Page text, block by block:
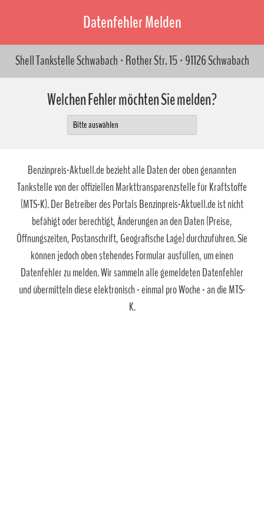
Datenfehler Melden
Shell Tankstelle Schwabach · Rother Str. 15 · 91126 Schwabach
Welchen Fehler möchten Sie melden?
Benzinpreis-Aktuell.de bezieht alle Daten der oben genannten
Tankstelle von der offiziellen Markttransparenzstelle für Kraftstoffe
(MTS-K). Der Betreiber des Portals Benzinpreis-Aktuell.de ist nicht
befähigt oder berechtigt, Änderungen an den Daten (Preise,
Öffnungszeiten, Postanschrift, Geografische Lage) durchzuführen. Sie
können jedoch oben stehendes Formular ausfüllen, um einen
Datenfehler zu melden. Wir sammeln alle gemeldeten Datenfehler
und übermitteln diese elektronisch - einmal pro Woche - an die MTS-
K.